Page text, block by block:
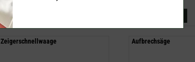
Jetzt kaufen
Zeigerschnellwaage Aufbrechsäge